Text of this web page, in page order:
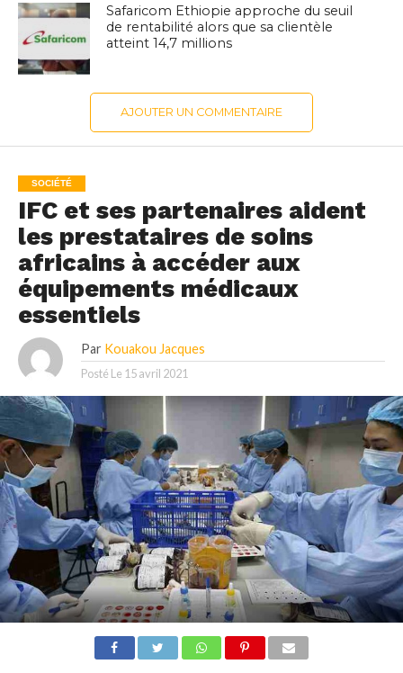
Safaricom Ethiopie approche du seuil
de rentabilité alors que sa clientèle
atteint 14,7 millions
AJOUTER UN COMMENTAIRE
SOCIÉTÉ
IFC et ses partenaires aident
les prestataires de soins
africains à accéder aux
équipements médicaux
essentiels
Par Kouakou Jacques
Posté Le 15 avril 2021